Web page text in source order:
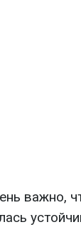
важно,